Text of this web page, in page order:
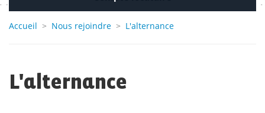
rejoindre
Contact
Accueil > Nous rejoindre > L'alternance
L'alternance